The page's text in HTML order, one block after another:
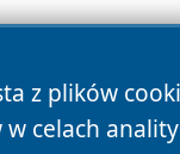
z plików
celach